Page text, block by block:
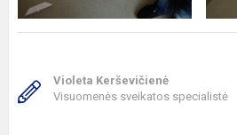
Violeta Kerševičienė
Visuomenės sveikatos specialistė